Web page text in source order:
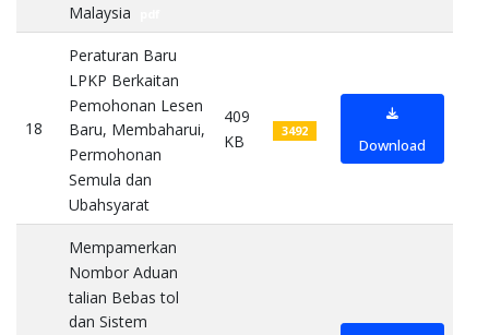
Malaysia
18
Peraturan Baru
LPKP Berkaitan
Pemohonan Lesen
Baru, Membaharui,
Permohonan
Semula dan
Ubahsyarat
409
KB
3492
Download
Mempamerkan
Nombor Aduan
talian Bebas tol
dan Sistem